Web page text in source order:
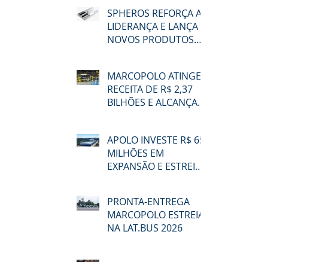
SPHEROS REFORÇA A
LIDERANÇA E LANÇA
NOVOS PRODUTOS
MARCOPOLO ATINGE
RECEITA DE R$ 2,37
BILHÕES E ALCANÇA
MERCADO BRASILEIRO
NO 2T26
APOLO INVESTE R$ 65
MILHÕES EM
EXPANSÃO E ESTREIA
PRONTA-ENTREGA
MARCOPOLO ESTREIA
NA LAT.BUS 2026